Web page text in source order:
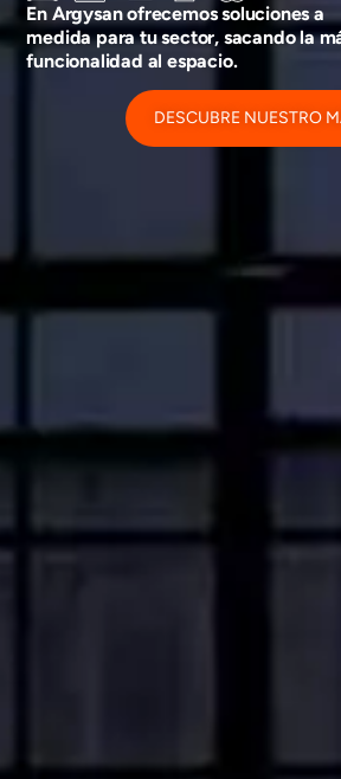
En Argysan ofrecemos soluciones a
medida para tu sector, sacando la
funcionalidad al espacio.
DESCUBRE NUESTRO